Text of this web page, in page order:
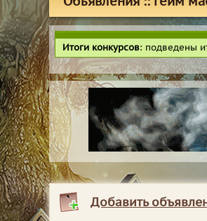
Итоги конкурсов: подведены
Добавить